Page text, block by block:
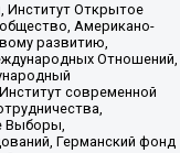
Институт Открытое
Американо-
развитию,
Отношений,
современной
Выборы,
Германский фонд